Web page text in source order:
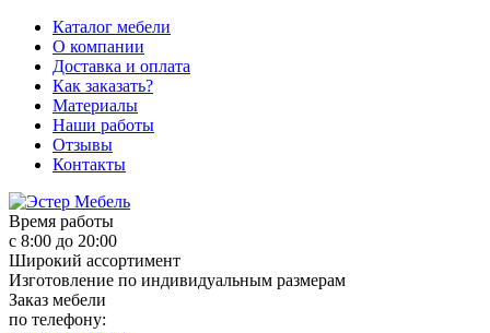
Каталог мебели
О компании
Доставка и оплата
Как заказать?
Материалы
Наши работы
Отзывы
Контакты
Время работы
с 8:00 до 20:00
Широкий ассортимент
Изготовление по индивидуальным размерам
Заказ мебели
по телефону: